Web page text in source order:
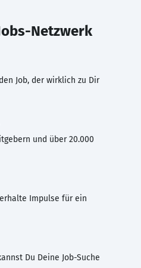
Netzwerk
Job, der wirklich zu Dir
und über 20.000
Impulse für ein
Du Deine Job-Suche